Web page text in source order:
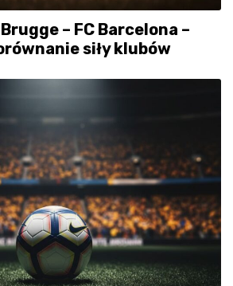
– FC Barcelona –
siły klubów